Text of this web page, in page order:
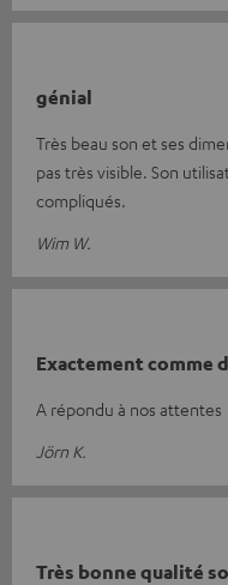
génial
Très beau son et ses
pas très visible. Son
compliqués.
Wim W.
Exactement comme
A répondu à nos attentes
Jörn K.
Très bonne qualité